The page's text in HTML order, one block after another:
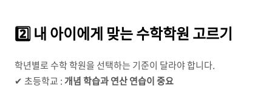
2️⃣ 내 아이에게 맞는 수학학원 고르기
학년별로 수학 학원을 선택하는 기준이 달라야 합니다.
✔ 초등학교 : 개념 학습과 연산 연습이 중요